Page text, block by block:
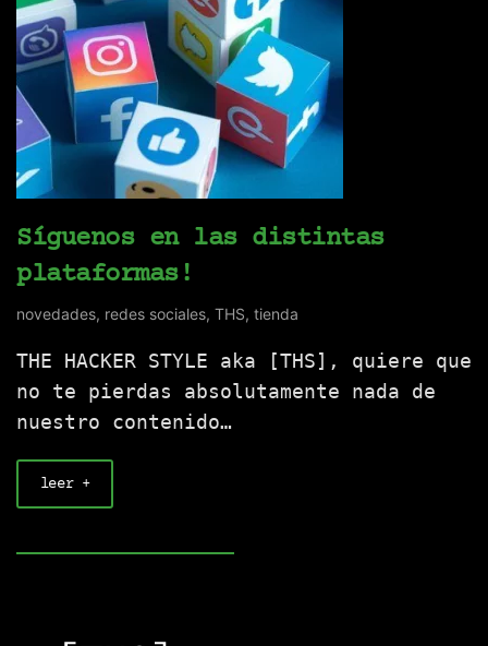
Síguenos en las distintas
plataformas!
novedades, redes sociales, THS, tienda
THE HACKER STYLE aka [THS], quiere que
no te pierdas absolutamente nada de
nuestro contenido…
leer +